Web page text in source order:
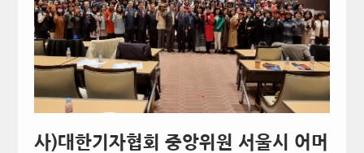
사)대한기자협회 중앙위원 서울시 어머